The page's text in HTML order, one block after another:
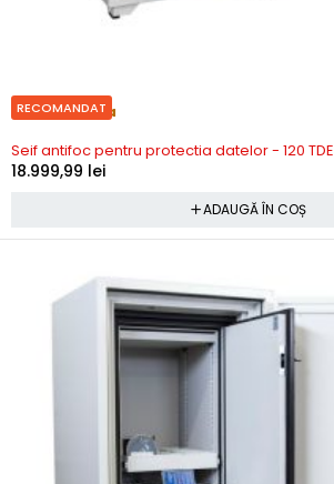
RECOMANDAT
Precomanda
Seif antifoc pentru protectia datelor - 120 TDE
18.999,99 lei
ADAUGĂ ÎN COȘ